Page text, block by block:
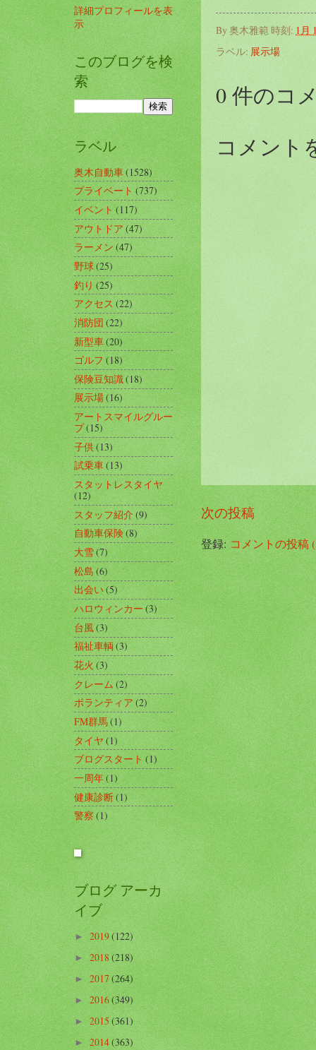
By奥木雅範 時刻: 1月
ラベル: 展示場
0 件のコ
コメント
次の投稿
登録:コメントの投稿
詳細プロフィールを表
示
このブログを検
索
ラベル
奥木自動車(1528)
プライベート(737)
イベント(117)
アウトドア(47)
ラーメン(47)
野球(25)
釣り(25)
アクセス(22)
消防団(22)
新型車(20)
ゴルフ(18)
保険豆知識(18)
展示場(16)
アートスマイルグルー
プ(15)
子供(13)
試乗車(13)
スタットレスタイヤ
(12)
スタッフ紹介(9)
自動車保険(8)
大雪(7)
松島 (6)
出会い(5)
ハロウィンカー(3)
台風(3)
福祉車輌 (3)
花火(3)
クレーム(2)
ボランティア(2)
FM群馬(1)
タイヤ(1)
ブログスタート(1)
一周年(1)
健康診断(1)
警察 (1)
ブログ アーカ
イブ
►2019(122)
► 2018(218)
►2017(264)
►2016(349)
►2015(361)
►2014(363)